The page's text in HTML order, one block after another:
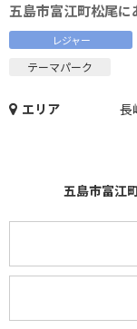
五島市富江町松尾
レジャー
テーマパーク
エリア 長
五島市富江